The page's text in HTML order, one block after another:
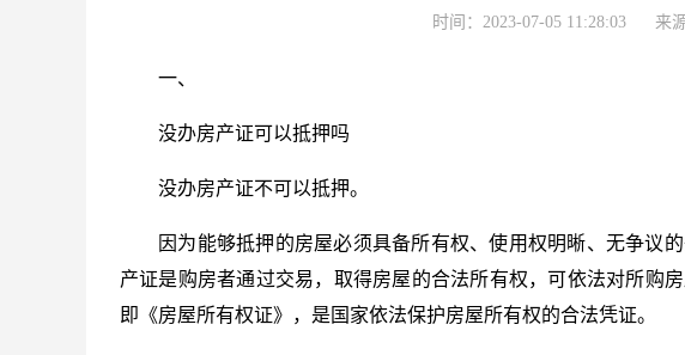
时间：2023-07-05 11:28:03 来
一、
没办房产证可以抵押吗
没办房产证不可以抵押。
因为能够抵押的房屋必须具备所有权、使用权明晰、无争议
产证是购房者通过交易，取得房屋的合法所有权，可依法对所购
即《房屋所有权证》，是国家依法保护房屋所有权的合法凭证。